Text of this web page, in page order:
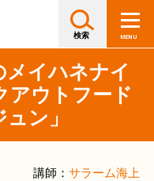
イハネナイ
アウトフード
ン」
講師：サラーム海上